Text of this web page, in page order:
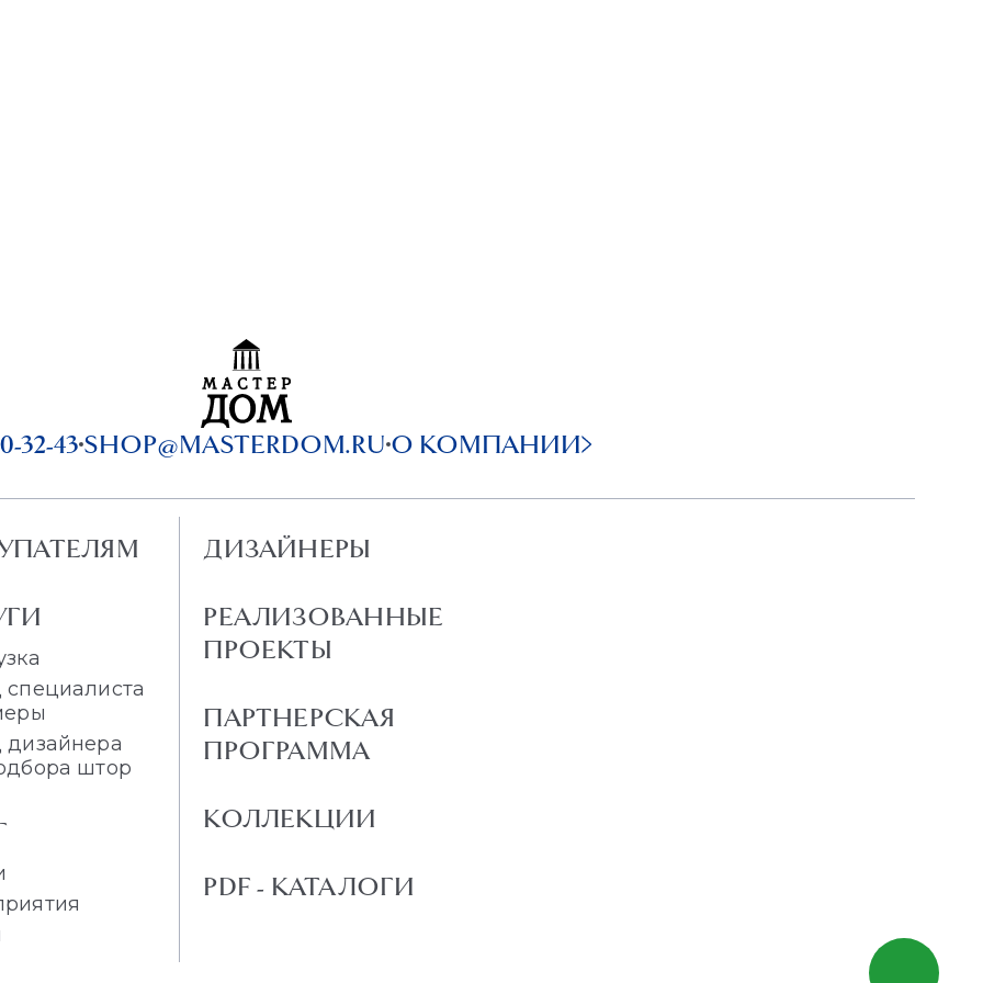
32-43SHOP@MASTERDOM.RUО КОМПАНИИ
дизайнера
штор
ДИЗАЙНЕРЫ
РЕАЛИЗОВАННЫЕ
ПРОЕКТЫ
ПАРТНЕРСКАЯ
ПРОГРАММА
КОЛЛЕКЦИИ
PDF - КАТАЛОГИ